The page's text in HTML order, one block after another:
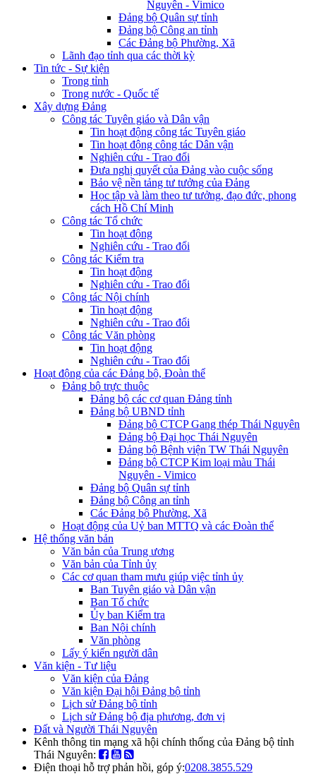
Nguyên - Vimico
Đảng bộ Quân sự tỉnh
Đảng bộ Công an tỉnh
Các Đảng bộ Phường, Xã
Lãnh đạo tỉnh qua các thời kỳ
Tin tức - Sự kiện
Trong tỉnh
Trong nước - Quốc tế
Xây dựng Đảng
Công tác Tuyên giáo và Dân vận
Tin hoạt động công tác Tuyên giáo
Tin hoạt động công tác Dân vận
Nghiên cứu - Trao đổi
Đưa nghị quyết của Đảng vào cuộc sống
Bảo vệ nền tảng tư tưởng của Đảng
Học tập và làm theo tư tưởng, đạo đức, phong
cách Hồ Chí Minh
Công tác Tổ chức
Tin hoạt động
Nghiên cứu - Trao đổi
Công tác Kiểm tra
Tin hoạt động
Nghiên cứu - Trao đổi
Công tác Nội chính
Tin hoạt động
Nghiên cứu - Trao đổi
Công tác Văn phòng
Tin hoạt động
Nghiên cứu - Trao đổi
Hoạt động của các Đảng bộ, Đoàn thể
Đảng bộ trực thuộc
Đảng bộ các cơ quan Đảng tỉnh
Đảng bộ UBND tỉnh
Đảng bộ CTCP Gang thép Thái Nguyên
Đảng bộ Đại học Thái Nguyên
Đảng bộ Bệnh viện TW Thái Nguyên
Đảng bộ CTCP Kim loại màu Thái
Nguyên - Vimico
Đảng bộ Quân sự tỉnh
Đảng bộ Công an tỉnh
Các Đảng bộ Phường, Xã
Hoạt động của Uỷ ban MTTQ và các Đoàn thể
Hệ thống văn bản
Văn bản của Trung ương
Văn bản của Tỉnh ủy
Các cơ quan tham mưu giúp việc tỉnh ủy
Ban Tuyên giáo và Dân vận
Ban Tổ chức
Ủy ban Kiểm tra
Ban Nội chính
Văn phòng
Lấy ý kiến người dân
Văn kiện - Tư liệu
Văn kiện của Đảng
Văn kiện Đại hội Đảng bộ tỉnh
Lịch sử Đảng bộ tỉnh
Lịch sử Đảng bộ địa phương, đơn vị
Đất và Người Thái Nguyên
Kênh thông tin mạng xã hội chính thống của Đảng bộ tỉnh
Thái Nguyên:
Điện thoại hỗ trợ phản hồi, góp ý:0208.3855.529